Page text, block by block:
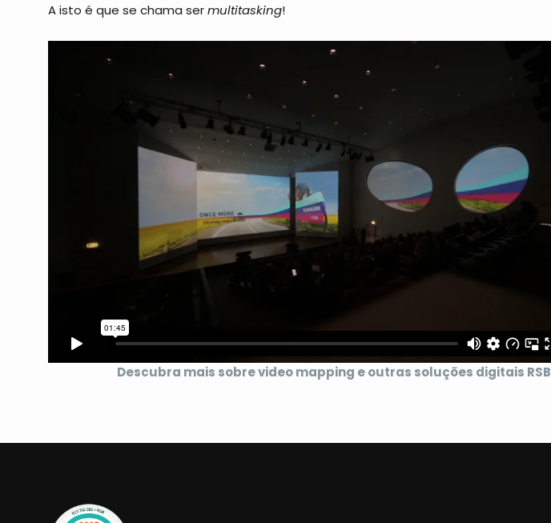
A isto é que se chama sermultitasking!
Descubra mais sobre video mapping e outras soluções digitais RSB